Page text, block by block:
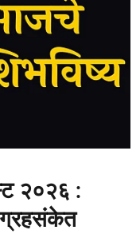
२०२६ :
ग्रहसंकेत